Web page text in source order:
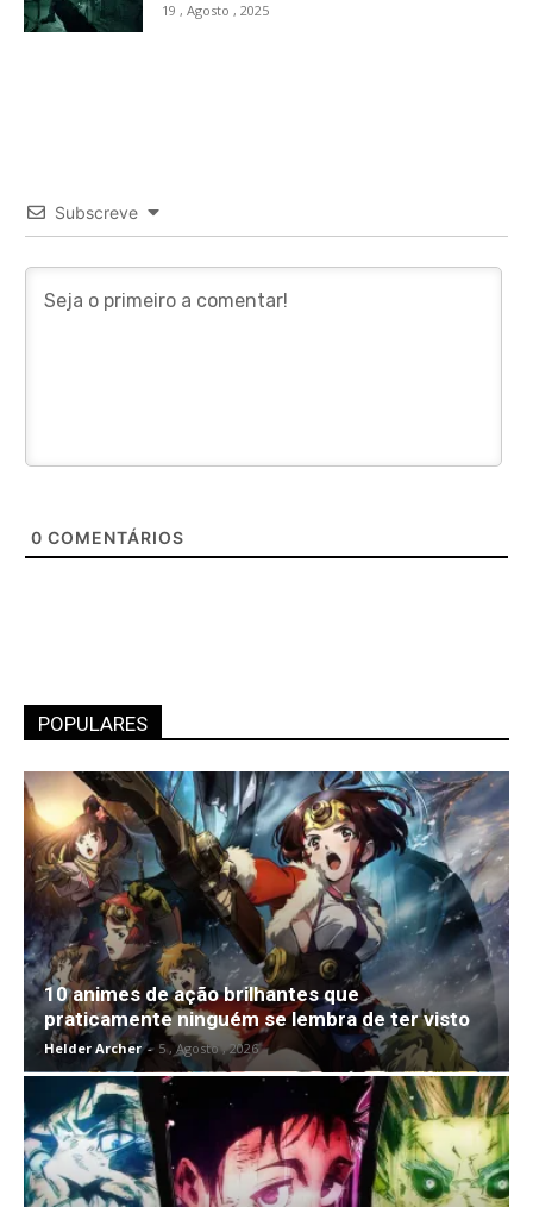
19 , Agosto , 2025
Subscreve
0 COMENTÁRIOS
POPULARES
10 animes de ação brilhantes que
praticamente ninguém se lembra de ter visto
Helder Archer - 5 , Agosto , 2026